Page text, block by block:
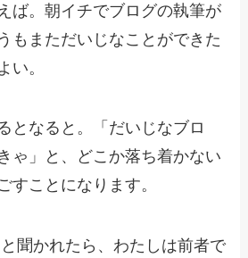
ば。朝イチでブログの執筆が
もまただいじなことができた
い。
となると。「だいじなブロ
ゃ」と、どこか落ち着かない
すことになります。
聞かれたら、わたしは前者で